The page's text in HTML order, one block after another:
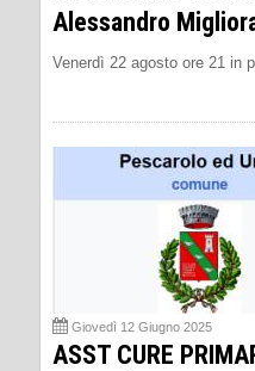
Alessandro
Venerdì 22 agosto ore 21 in
Giovedì 12 Giugno 2025
ASST CURE